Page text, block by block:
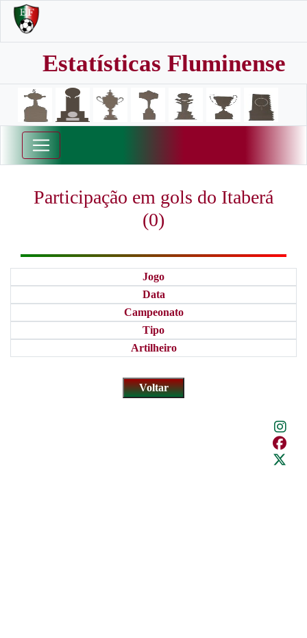
Estatísticas Fluminense
Participação em gols do Itaberá
(0)
Jogo
Data
Campeonato
Tipo
Artilheiro